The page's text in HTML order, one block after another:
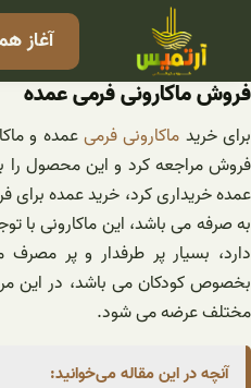
آغاز
فروش ماکارونی فرمی عمده
برای خرید ماکارونی فرمیعمده و
فروش مراجعه کرد و این محصول را
عمده خریداری کرد، خرید عمده برای
به صرفه می باشد، این ماکارونی
دارد، بسیار پر طرفدار و پر
بخصوص کودکان می باشد، در این
مختلف عرضه می شود.
آنچه در این مقاله می‌خوانید: